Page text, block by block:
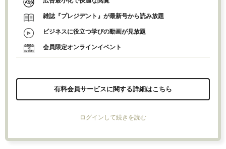
雑誌『プレジデント』が最新号から読み放題
ビジネスに役立つ学びの動画が見放題
会員限定オンラインイベント
有料会員サービスに関する詳細はこちら
ログインして続きを読む